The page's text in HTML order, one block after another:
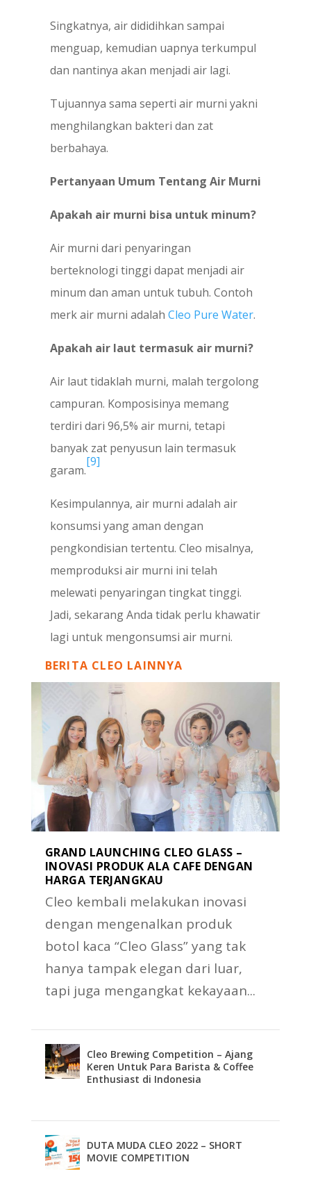
Singkatnya, air dididihkan sampai
menguap, kemudian uapnya terkumpul
dan nantinya akan menjadi air lagi.
Tujuannya sama seperti air murni yakni
menghilangkan bakteri dan zat
berbahaya.
Pertanyaan Umum Tentang Air Murni
Apakah air murni bisa untuk minum?
Air murni dari penyaringan
berteknologi tinggi dapat menjadi air
minum dan aman untuk tubuh. Contoh
merk air murni adalah Cleo Pure Water.
Apakah air laut termasuk air murni?
Air laut tidaklah murni, malah tergolong
campuran. Komposisinya memang
terdiri dari 96,5% air murni, tetapi
banyak zat penyusun lain termasuk
garam.
[9]
Kesimpulannya, air murni adalah air
konsumsi yang aman dengan
pengkondisian tertentu. Cleo misalnya,
memproduksi air murni ini telah
melewati penyaringan tingkat tinggi.
Jadi, sekarang Anda tidak perlu khawatir
lagi untuk mengonsumsi air murni.
BERITA CLEO LAINNYA
GRAND LAUNCHING CLEO GLASS –
INOVASI PRODUK ALA CAFE DENGAN
HARGA TERJANGKAU
Cleo kembali melakukan inovasi
dengan mengenalkan produk
botol kaca “Cleo Glass” yang tak
hanya tampak elegan dari luar,
tapi juga mengangkat kekayaan...
Cleo Brewing Competition – Ajang
Keren Untuk Para Barista & Coffee
Enthusiast di Indonesia
DUTA MUDA CLEO 2022 – SHORT
MOVIE COMPETITION